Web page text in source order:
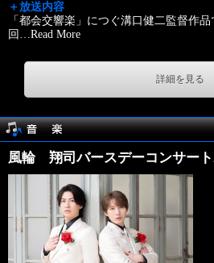
＋放送内容
「都会交響楽」につぐ溝口健二監督作
回 …Read More
詳細を見る
風輪 翔司バースデーコンサート